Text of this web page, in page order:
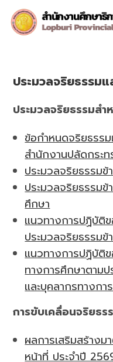
content
ประมวลจริยธรรม
ประมวลจริยธรรมสำ
ข้อกำหนดจริยธรร
สำนักงานปลัดกระ
ประมวลจริยธรรมข้
ประมวลจริยธรรมข้
ศึกษา
แนวทางการปฏิบัติ
ประมวลจริยธรรมข้
แนวทางการปฏิบัติ
ทางการศึกษาตามป
และบุคลากรทางกา
การขับเคลื่อนจริยธร
ผลการเสริมสร้างม
หน้าที่ ประจำปี